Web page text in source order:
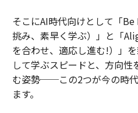
そこにAI時代向けとして「
挑み、素早く学ぶ）」と「
を合わせ、適応し進む!）」
して学ぶスピードと、方向
む姿勢──この2つが今の時
ます。